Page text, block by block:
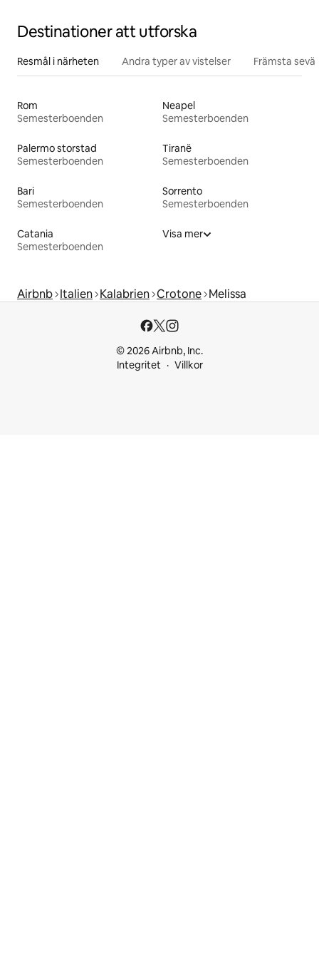
Destinationer att utforska
Resmål i närheten Andra typer av vistelser Främsta
Rom
Semesterboenden
Neapel
Semesterboenden
Palermo storstad
Semesterboenden
Tiranë
Semesterboenden
Bari
Semesterboenden
Sorrento
Semesterboenden
Catania
Semesterboenden
Visa mer
Airbnb Italien Kalabrien Crotone Melissa
© 2026 Airbnb, Inc.
Integritet
Villkor